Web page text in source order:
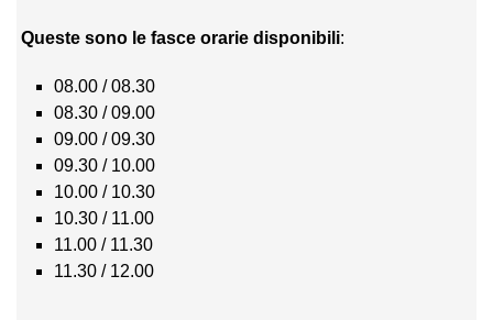
Queste sono le fasce orarie disponibili:
08.00 / 08.30
08.30 / 09.00
09.00 / 09.30
09.30 / 10.00
10.00 / 10.30
10.30 / 11.00
11.00 / 11.30
11.30 / 12.00